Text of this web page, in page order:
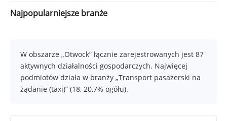
Najpopularniejsze branże
W obszarze „Otwock” łącznie zarejestrowanych jest 87
aktywnych działalności gospodarczych. Najwięcej
podmiotów działa w branży „Transport pasażerski na
żądanie (taxi)” (18, 20,7% ogółu).